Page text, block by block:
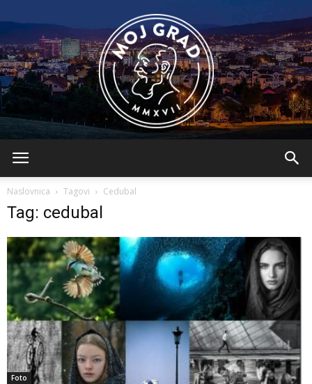
Naslovnica Tagovi Cedubal
Tag: cedubal
Foto